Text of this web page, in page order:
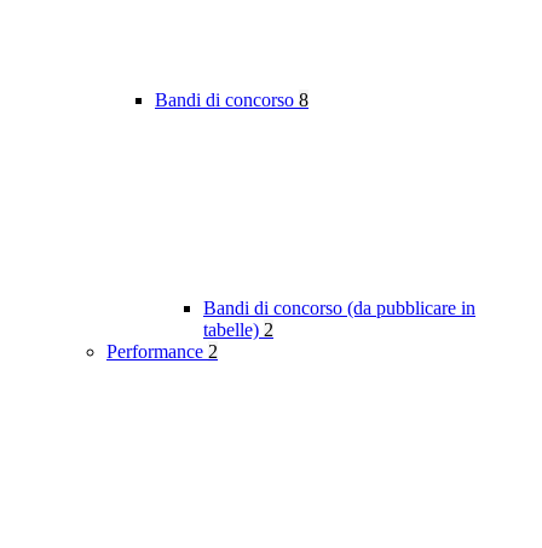
Bandi di concorso 8
Bandi di concorso (da pubblicare in
tabelle) 2
Performance 2